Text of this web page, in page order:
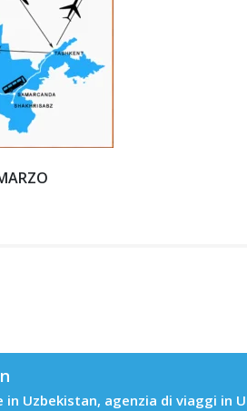
Uzbekistan, agenzia di viaggi in